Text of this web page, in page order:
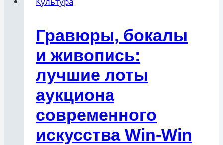
Гравюры, бокалы
и живопись:
лучшие лоты
аукциона
современного
искусства Win-Win